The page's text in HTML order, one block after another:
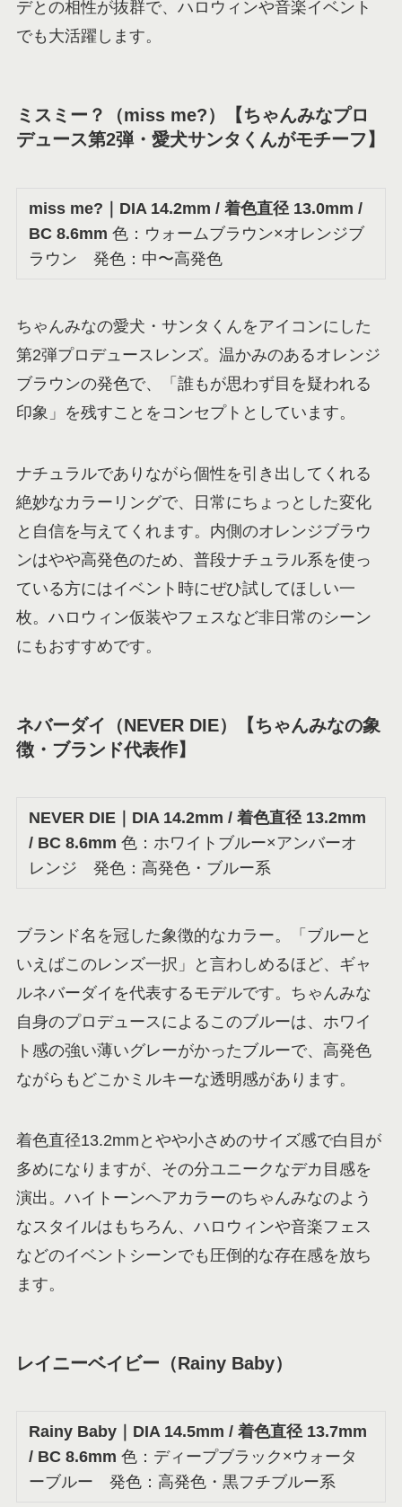
デとの相性が抜群で、ハロウィンや音楽イベント
でも大活躍します。
ミスミー？（miss me?）【ちゃんみなプロ
デュース第2弾・愛犬サンタくんがモチーフ】
miss me? ｜DIA 14.2mm / 着色直径 13.0mm /
BC 8.6mm 色：ウォームブラウン×オレンジブ
ラウン 発色：中〜高発色
ちゃんみなの愛犬・サンタくんをアイコンにした
第2弾プロデュースレンズ。温かみのあるオレンジ
ブラウンの発色で、「誰もが思わず目を疑われる
印象」を残すことをコンセプトとしています。
ナチュラルでありながら個性を引き出してくれる
絶妙なカラーリングで、日常にちょっとした変化
と自信を与えてくれます。内側のオレンジブラウ
ンはやや高発色のため、普段ナチュラル系を使っ
ている方にはイベント時にぜひ試してほしい一
枚。ハロウィン仮装やフェスなど非日常のシーン
にもおすすめです。
ネバーダイ（NEVER DIE）【ちゃんみなの象
徴・ブランド代表作】
NEVER DIE ｜DIA 14.2mm / 着色直径 13.2mm
/ BC 8.6mm 色：ホワイトブルー×アンバーオ
レンジ 発色：高発色・ブルー系
ブランド名を冠した象徴的なカラー。「ブルーと
いえばこのレンズ一択」と言わしめるほど、ギャ
ルネバーダイを代表するモデルです。ちゃんみな
自身のプロデュースによるこのブルーは、ホワイ
ト感の強い薄いグレーがかったブルーで、高発色
ながらもどこかミルキーな透明感があります。
着色直径13.2mmとやや小さめのサイズ感で白目が
多めになりますが、その分ユニークなデカ目感を
演出。ハイトーンヘアカラーのちゃんみなのよう
なスタイルはもちろん、ハロウィンや音楽フェス
などのイベントシーンでも圧倒的な存在感を放ち
ます。
レイニーベイビー（Rainy Baby）
Rainy Baby ｜DIA 14.5mm / 着色直径 13.7mm
/ BC 8.6mm 色：ディープブラック×ウォータ
ーブルー 発色：高発色・黒フチブルー系